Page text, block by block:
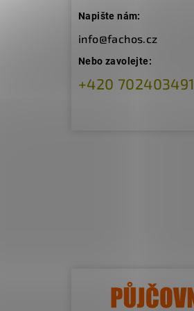
Napište nám:
info@fachos.cz
Nebo zavolejte:
+420 702403491